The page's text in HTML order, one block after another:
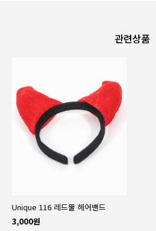
관련상품
Unique 116 레드뿔 헤어밴드
3,000원